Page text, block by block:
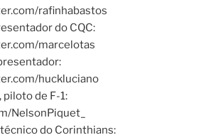
rafinhabastos
do CQC:
marcelotas
huckluciano
de F-1:
NelsonPiquet_
do Corinthians: